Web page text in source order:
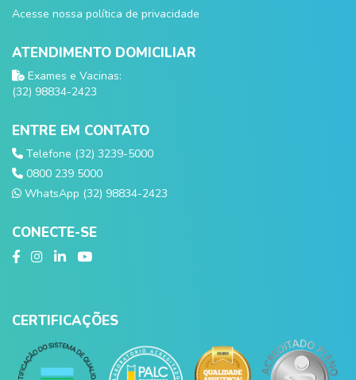
Acesse nossa política de privacidade
ATENDIMENTO DOMICILIAR
Exames e Vacinas:
(32) 98834-2423
ENTRE EM CONTATO
Telefone (32) 3239-5000
0800 239 5000
WhatsApp (32) 98834-2423
CONECTE-SE
CERTIFICAÇÕES